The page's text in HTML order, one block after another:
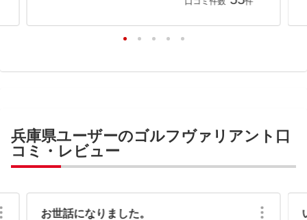
兵庫県ユーザーのゴルフヴァリアント口
コミ・レビュー
お世話になりました。